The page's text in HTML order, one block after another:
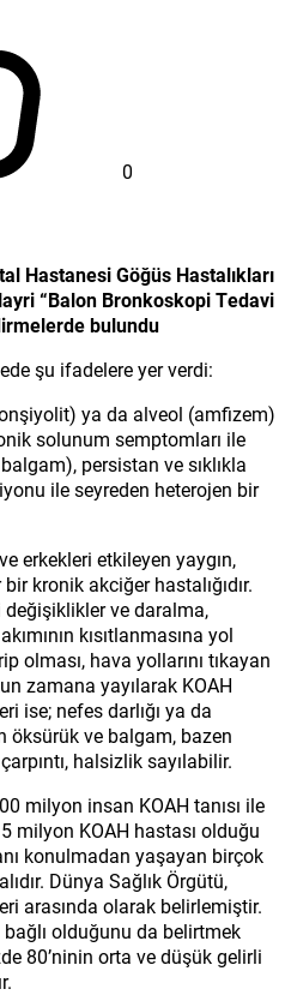
0
Hastanesi Göğüs Hastalıkları
“Balon Bronkoskopi Tedavi
bulundu
şu ifadelere yer verdi:
ya da alveol (amfizem)
solunum semptomları ile
persistan ve sıklıkla
ile seyreden heterojen bir
erkekleri etkileyen yaygın,
kronik akciğer hastalığıdır.
ve daralma,
kısıtlanmasına yol
olması, hava yollarını tıkayan
zamana yayılarak KOAH
ise; nefes darlığı ya da
öksürük ve balgam, bazen
halsizlik sayılabilir.
milyon insan KOAH tanısı ile
milyon KOAH hastası olduğu
konulmadan yaşayan birçok
Dünya Sağlık Örgütü,
arasında olarak belirlemiştir.
olduğunu da belirtmek
80’ninin orta ve düşük gelirli